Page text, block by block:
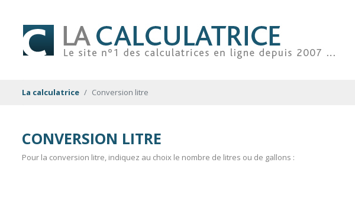
La calculatrice Conversion litre
CONVERSION LITRE
Pour la conversion litre, indiquez au choix le nombre de litres ou de gallons :